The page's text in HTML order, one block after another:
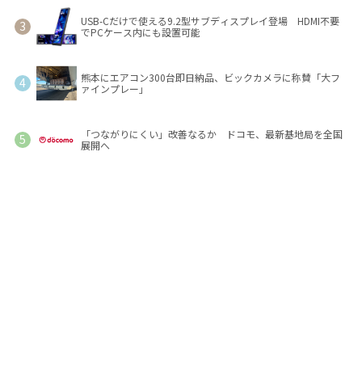
USB-Cだけで使える9.2型サブディスプレイ登場 HDMI不要
でPCケース内にも設置可能
熊本にエアコン300台即日納品、ビックカメラに称賛「大フ
ァインプレー」
「つながりにくい」改善なるか ドコモ、最新基地局を全国
展開へ